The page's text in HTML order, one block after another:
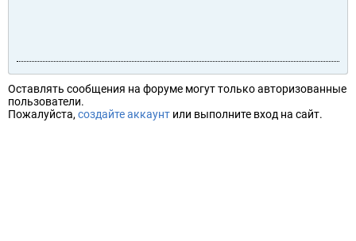
Оставлять сообщения на форуме могут только авторизованные
пользователи.
Пожалуйста, создайте аккаунт или выполните вход на сайт.